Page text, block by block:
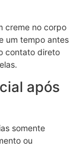
creme no corpo
um tempo antes
contato direto
após
somente
ou